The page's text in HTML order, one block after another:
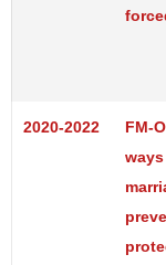
2020-2022
FM-